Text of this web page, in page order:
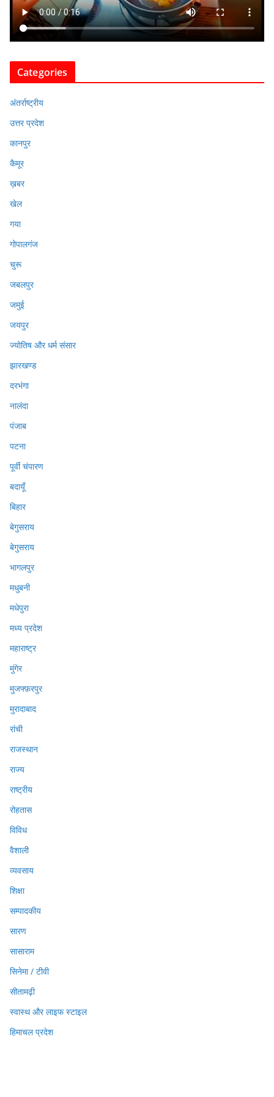
Categories
अंतर्राष्ट्रीय
उत्तर प्रदेश
कानपुर
कैमूर
ख़बर
खेल
गया
गोपालगंज
चुरू
जबलपुर
जमुई
जयपुर
ज्योतिष और धर्म संसार
झारखण्ड
दरभंगा
नालंदा
पंजाब
पटना
पूर्वी चंपारण
बदायूँ
बिहार
बेगुसराय
बेगुसराय
भागलपुर
मधुबनी
मधेपुरा
मध्य प्रदेश
महाराष्ट्र
मुंगेर
मुजफ्फ़रपुर
मुरादाबाद
रांची
राजस्थान
राज्य
राष्ट्रीय
रोहतास
विविध
वैशाली
व्यवसाय
शिक्षा
सम्पादकीय
सारण
सासाराम
सिनेमा / टीवी
सीतामढ़ी
स्वास्थ और लाइफ स्टाइल
हिमाचल प्रदेश